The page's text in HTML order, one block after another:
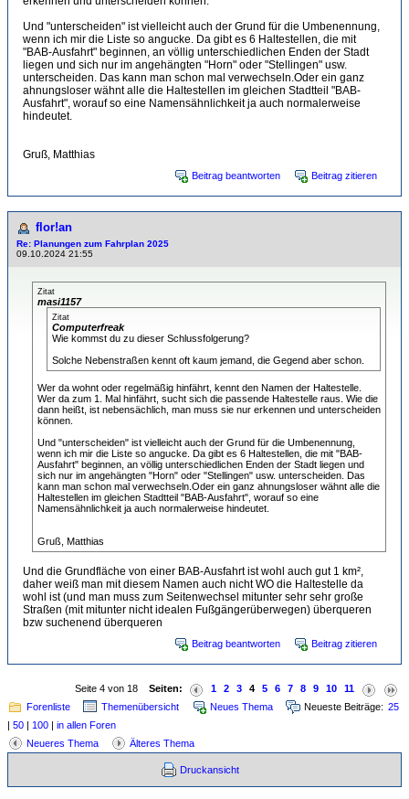
Und "unterscheiden" ist vielleicht auch der Grund für die Umbenennung,
wenn ich mir die Liste so angucke. Da gibt es 6 Haltestellen, die mit
"BAB-Ausfahrt" beginnen, an völlig unterschiedlichen Enden der Stadt
liegen und sich nur im angehängten "Horn" oder "Stellingen" usw.
unterscheiden. Das kann man schon mal verwechseln.Oder ein ganz
ahnungsloser wähnt alle die Haltestellen im gleichen Stadtteil "BAB-
Ausfahrt", worauf so eine Namensähnlichkeit ja auch normalerweise
hindeutet.
Gruß, Matthias
Beitrag beantworten Beitrag zitieren
flor!an
Re: Planungen zum Fahrplan 2025
09.10.2024 21:55
Zitat
masi1157
Zitat
Computerfreak
Wie kommst du zu dieser Schlussfolgerung?
Solche Nebenstraßen kennt oft kaum jemand, die Gegend aber schon.
Wer da wohnt oder regelmäßig hinfährt, kennt den Namen der Haltestelle.
Wer da zum 1. Mal hinfährt, sucht sich die passende Haltestelle raus. Wie die
dann heißt, ist nebensächlich, man muss sie nur erkennen und unterscheiden
können.
Und "unterscheiden" ist vielleicht auch der Grund für die Umbenennung,
wenn ich mir die Liste so angucke. Da gibt es 6 Haltestellen, die mit "BAB-
Ausfahrt" beginnen, an völlig unterschiedlichen Enden der Stadt liegen und
sich nur im angehängten "Horn" oder "Stellingen" usw. unterscheiden. Das
kann man schon mal verwechseln.Oder ein ganz ahnungsloser wähnt alle die
Haltestellen im gleichen Stadtteil "BAB-Ausfahrt", worauf so eine
Namensähnlichkeit ja auch normalerweise hindeutet.
Gruß, Matthias
Und die Grundfläche von einer BAB-Ausfahrt ist wohl auch gut 1 km²,
daher weiß man mit diesem Namen auch nicht WO die Haltestelle da
wohl ist (und man muss zum Seitenwechsel mitunter sehr sehr große
Straßen (mit mitunter nicht idealen Fußgängerüberwegen) überqueren
bzw suchenend überqueren
Beitrag beantworten Beitrag zitieren
Seite 4 von 18 Seiten: 1 2 3 4 5 6 7 8 9 10
11
Forenliste
Themenübersicht Neues Thema Neueste Beiträge: 25
| 50 | 100 | in allen Foren
Neueres Thema
Älteres Thema
Druckansicht